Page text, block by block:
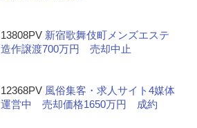
13808PV 新宿歌舞伎町メンズエステ
造作譲渡700万円 売却中止
12368PV 風俗集客・求人サイト4媒体
運営中 売却価格1650万円 成約